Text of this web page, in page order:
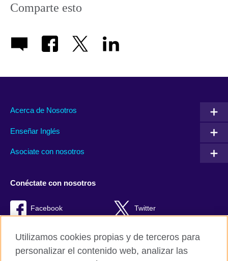
Comparte esto
Acerca de Nosotros
Enseñar Inglés
Asociate con nosotros
Conéctate con nosotros
Facebook Twitter
Utilizamos cookies propias y de terceros para
personalizar el contenido web, analizar las